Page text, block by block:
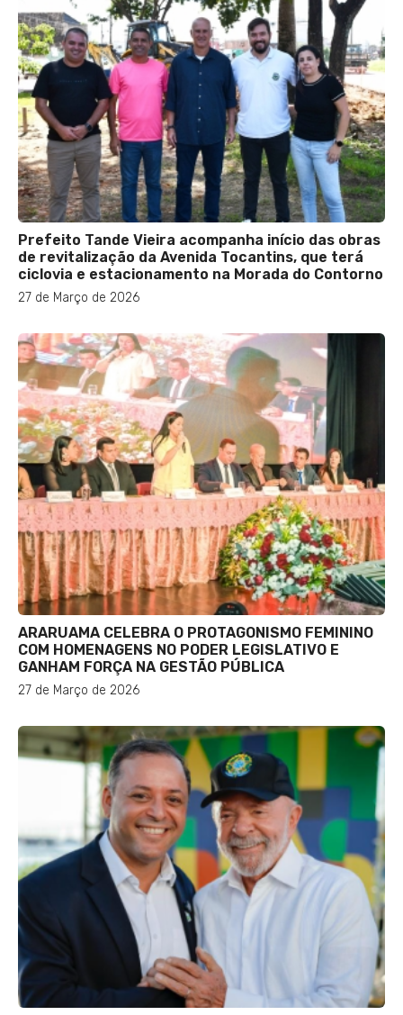
Prefeito Tande Vieira acompanha início das obras
de revitalização da Avenida Tocantins, que terá
ciclovia e estacionamento na Morada do Contorno
27 de Março de 2026
ARARUAMA CELEBRA O PROTAGONISMO FEMININO
COM HOMENAGENS NO PODER LEGISLATIVO E
GANHAM FORÇA NA GESTÃO PÚBLICA
27 de Março de 2026